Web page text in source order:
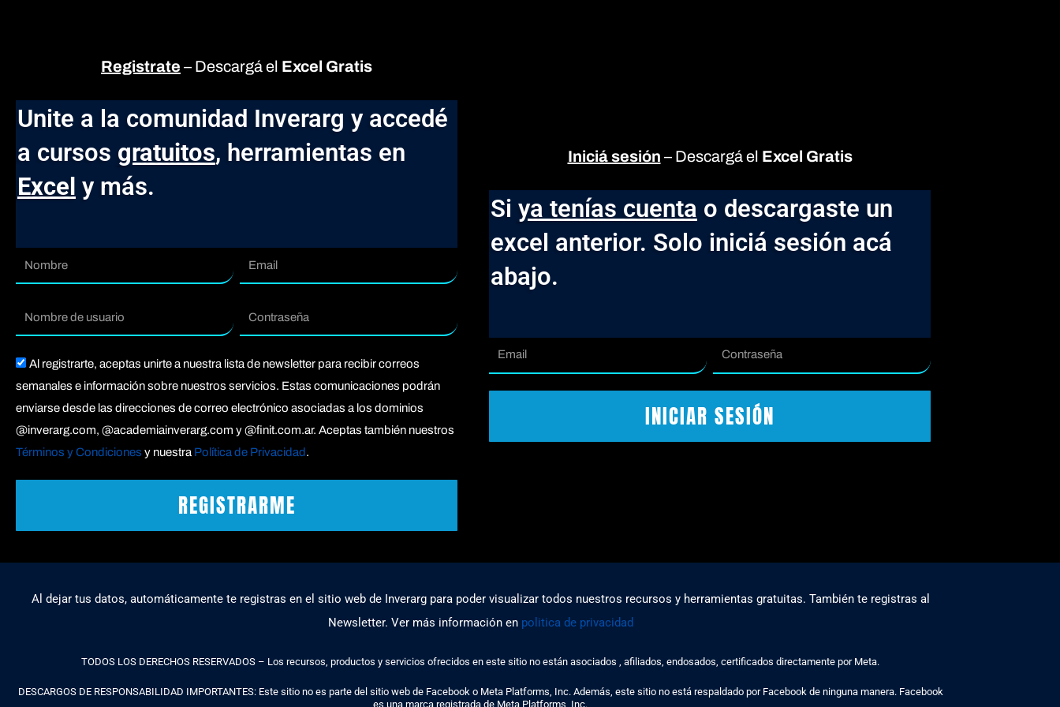
Registrate – Descargá el Excel Gratis
Unite a la comunidad Inverarg y accedé
a cursos gratuitos, herramientas en
Excel y más.
Nombre Email
usuario Contraseña
Acepto
Al registrarte, aceptas unirte a nuestra lista de newsletter para recibir correos
semanales e información sobre nuestros servicios. Estas comunicaciones podrán
enviarse desde las direcciones de correo electrónico asociadas a los dominios
@inverarg.com, @academiainverarg.com y @finit.com.ar. Aceptas también nuestros
Términos y Condiciones y nuestra Política de Privacidad.
REGISTRARME
Iniciá sesión – Descargá el Excel Gratis
Si ya tenías cuenta o descargaste un
excel anterior. Solo iniciá sesión acá
abajo.
Email Contraseña
INICIAR SESIÓN
Al dejar tus datos, automáticamente te registras en el sitio web de Inverarg para poder visualizar todos nuestros recursos y herramientas gratuitas. También te registras al
Newsletter. Ver más información en politica de privacidad
TODOS LOS DERECHOS RESERVADOS – Los recursos, productos y servicios ofrecidos en este sitio no están asociados , afiliados, endosados, certificados directamente por Meta.
DESCARGOS DE RESPONSABILIDAD IMPORTANTES: Este sitio no es parte del sitio web de Facebook o Meta Platforms, Inc. Además, este sitio no está respaldado por Facebook de ninguna manera. Facebook
es una marca registrada de Meta Platforms, Inc.